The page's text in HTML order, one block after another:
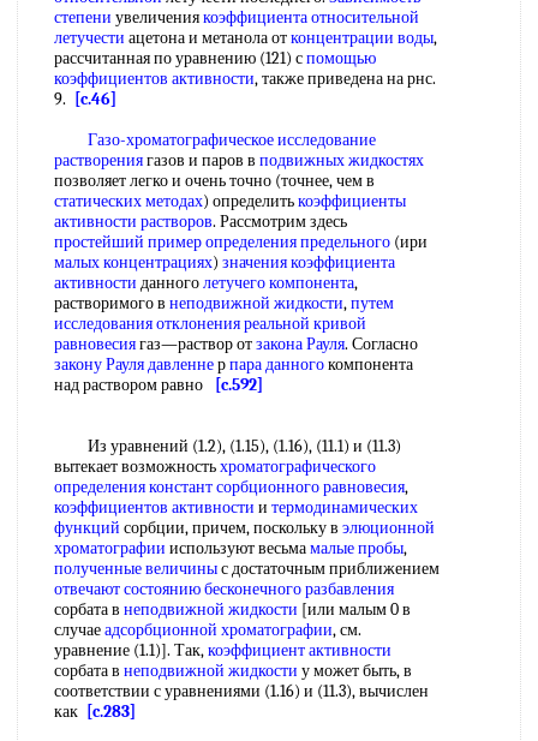
степени увеличениякоэффициента относительной
летучести ацетона и метанола отконцентрации воды,
рассчитанная по уравнению (121) спомощью
коэффициентов активности, также приведена на рнс.
9.
[c.46]
Газо-хроматографическоеисследование
растворениягазов и паров в подвижных жидкостях
позволяет легко и очень точно (точнее, чем в
статических методах) определитькоэффициенты
активности растворов. Рассмотрим здесь
простейший примеропределения предельного (ири
малых концентрациях) значения коэффициента
активности данноголетучего компонента,
растворимого в неподвижной жидкости,путем
исследованияотклонения реальной кривой
равновесиягаз—раствор отзакона Рауля. Согласно
закону Рауля давленнерпара данногокомпонента
над раствором равно
[c.592]
Из уравнений (1.2), (1.15), (1.16), (11.1) и (11.3)
вытекает возможностьхроматографического
определения константсорбционного равновесия,
коэффициентов активности и термодинамических
функций сорбции, причем, поскольку в элюционной
хроматографии используют весьмамалые пробы,
полученные величиныс достаточным приближением
отвечают состояниюбесконечного разбавления
сорбата в неподвижной жидкости [или малым 0 в
случаеадсорбционной хроматографии, см.
уравнение (1.1)]. Так,коэффициент активности
сорбата в неподвижной жидкости у может быть, в
соответствии с уравнениями (1.16) и (11.3), вычислен
как [c.283]